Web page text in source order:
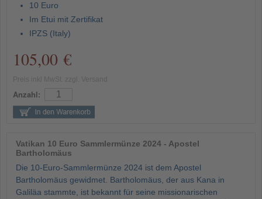
10 Euro
Im Etui mit Zertifikat
IPZS (Italy)
105,00 €
Anzahl:
Vatikan 10 Euro Sammlermünze 2024 - Apostel
Bartholomäus
Die 10-Euro-Sammlermünze 2024 ist dem Apostel
Bartholomäus gewidmet. Bartholomäus, der aus Kana in
Galiläa stammte, ist bekannt für seine missionarischen